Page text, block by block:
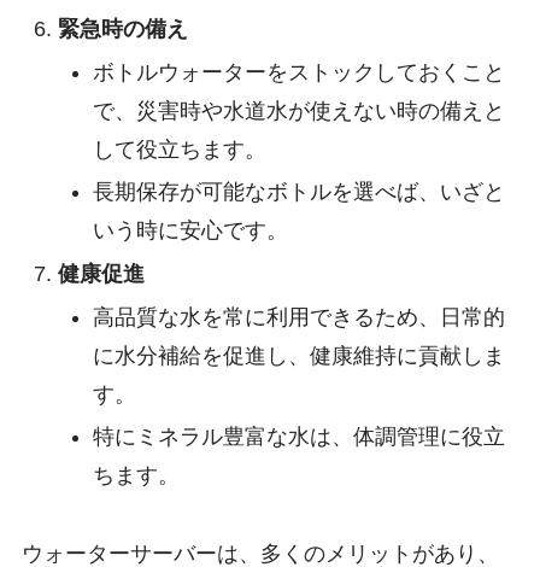
緊急時の備え
ボトルウォーターをストックしておくこと
で、災害時や水道水が使えない時の備えと
して役立ちます。
長期保存が可能なボトルを選べば、いざと
いう時に安心です。
健康促進
高品質な水を常に利用できるため、日常的
に水分補給を促進し、健康維持に貢献しま
す。
特にミネラル豊富な水は、体調管理に役立
ちます。
ウォーターサーバーは、多くのメリットがあり、